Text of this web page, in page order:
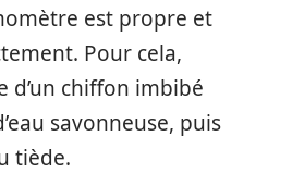
est propre et
Pour cela,
d’un chiffon imbibé
savonneuse, puis
tiède.